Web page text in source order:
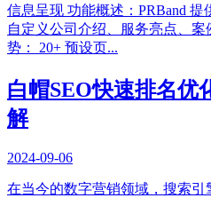
信息呈现 功能概述：PRBand
自定义公司介绍、服务亮点、
势： 20+ 预设页...
白帽SEO快速排名优
解
2024-09-06
在当今的数字营销领域，搜索